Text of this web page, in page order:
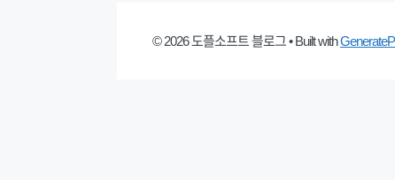
© 2026 도플소프트 블로그• Built with